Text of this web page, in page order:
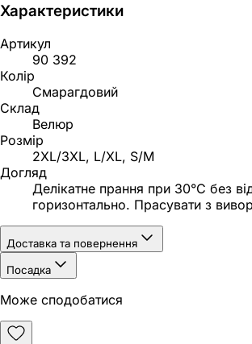
Характеристики
Артикул
90 392
Колір
Смарагдовий
Склад
Велюр
Розмір
2XL/3XL, L/XL, S/M
Догляд
Делікатне прання при 30°C без
горизонтально. Прасувати з
Доставка та повернення
Посадка
Може сподобатися